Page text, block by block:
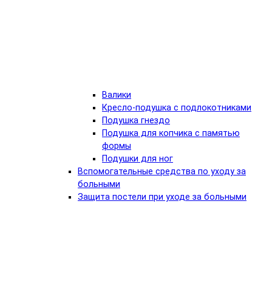
Валики
Кресло-подушка с подлокотниками
Подушка гнездо
Подушка для копчика с памятью
формы
Подушки для ног
Вспомогательные средства по уходу за
больными
Защита постели при уходе за больными